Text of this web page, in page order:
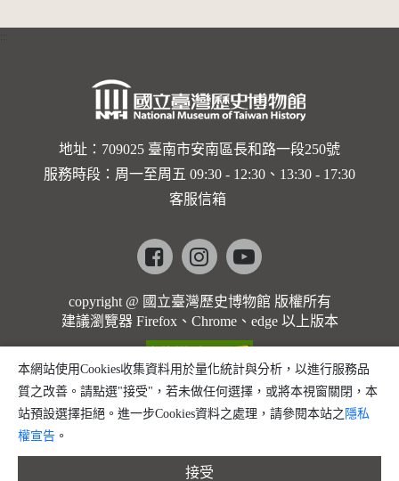
展場，自
區與後方
地址：709025 臺南市安南區長和路一段250號
服務時段：周一至周五 09:30 - 12:30、13:30 - 17:30
客服信箱
Facebookinstagramyoutube
copyright @ 國立臺灣歷史博物館 版權所有
建議瀏覽器 Firefox、Chrome、edge 以上版本
本網站使用Cookies收集資料用於量化統計與分析，以進行服務品
質之改善。請點選"接受"，若未做任何選擇，或將本視窗關閉，本
站預設選擇拒絕。進一步Cookies資料之處理，請參閱本站之 隱私
權宣告 。
接受